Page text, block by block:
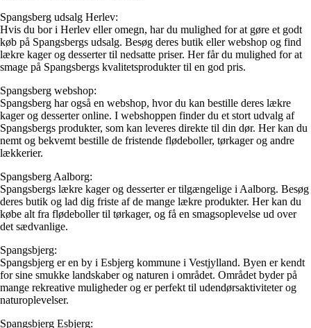
Spangsberg udsalg Herlev:
Hvis du bor i Herlev eller omegn, har du mulighed for at gøre et godt
køb på Spangsbergs udsalg. Besøg deres butik eller webshop og find
lækre kager og desserter til nedsatte priser. Her får du mulighed for at
smage på Spangsbergs kvalitetsprodukter til en god pris.
Spangsberg webshop:
Spangsberg har også en webshop, hvor du kan bestille deres lækre
kager og desserter online. I webshoppen finder du et stort udvalg af
Spangsbergs produkter, som kan leveres direkte til din dør. Her kan du
nemt og bekvemt bestille de fristende flødeboller, tørkager og andre
lækkerier.
Spangsberg Aalborg:
Spangsbergs lækre kager og desserter er tilgængelige i Aalborg. Besøg
deres butik og lad dig friste af de mange lækre produkter. Her kan du
købe alt fra flødeboller til tørkager, og få en smagsoplevelse ud over
det sædvanlige.
Spangsbjerg:
Spangsbjerg er en by i Esbjerg kommune i Vestjylland. Byen er kendt
for sine smukke landskaber og naturen i området. Området byder på
mange rekreative muligheder og er perfekt til udendørsaktiviteter og
naturoplevelser.
Spangsbjerg Esbjerg: